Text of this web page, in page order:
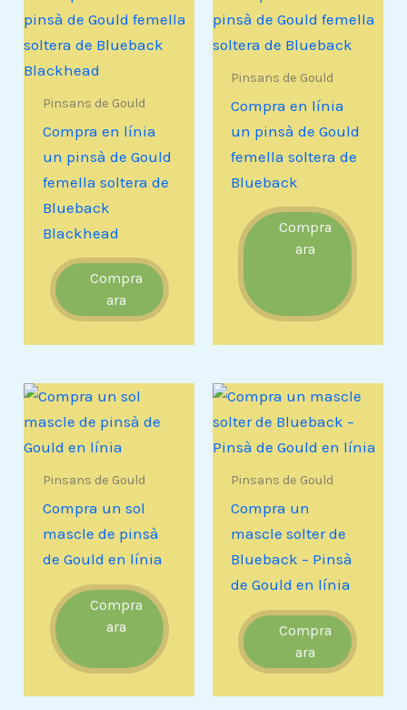
Pinsans de Gould
Compra en línia
un pinsà de Gould
femella soltera de
Blueback
Blackhead
Compra
ara
Pinsans de Gould
Compra en línia
un pinsà de Gould
femella soltera de
Blueback
Compra
ara
Pinsans de Gould
Compra un sol
mascle de pinsà
de Gould en línia
Compra
ara
Pinsans de Gould
Compra un
mascle solter de
Blueback – Pinsà
de Gould en línia
Compra
ara